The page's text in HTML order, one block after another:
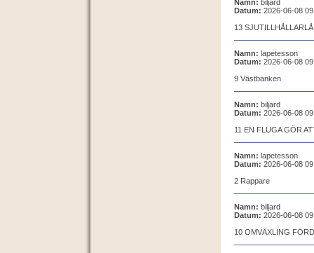
Namn: biljard
Datum: 2026-06-08
13
Namn: lapetesson
Datum: 2026-06-08
9 Västbanken
Namn: biljard
Datum: 2026-06-08
11 EN FLUGA GÖR
Namn: lapetesson
Datum: 2026-06-08
2 Rappare
Namn: biljard
Datum: 2026-06-08
10 OMVÄXLING